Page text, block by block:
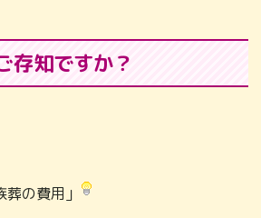
存知ですか？
の費用」